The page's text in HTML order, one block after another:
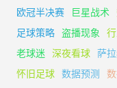
欧冠半决赛
巨星战术
足球策略
盗播现象
老球迷
深夜看球 萨
怀旧足球
数据预测